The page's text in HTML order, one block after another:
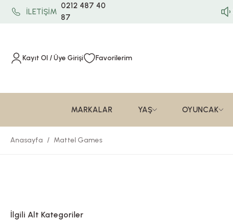
İLETİŞİM
0212 487 40
87
Kayıt Ol / Üye Girişi Favorilerim
MARKALAR YAŞ OYUNCAK
Anasayfa Mattel Games
İlgili Alt Kategoriler